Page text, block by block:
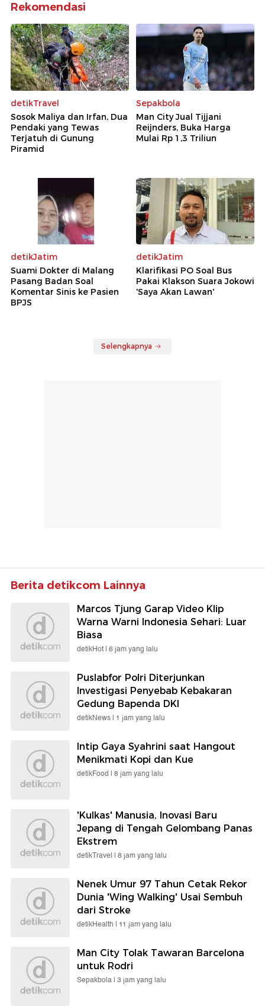
Rekomendasi
detikTravel
Sosok Maliya dan Irfan, Dua
Pendaki yang Tewas
Terjatuh di Gunung
Piramid
Sepakbola
Man City Jual Tijjani
Reijnders, Buka Harga
Mulai Rp 1,3 Triliun
detikJatim
Suami Dokter di Malang
Pasang Badan Soal
Komentar Sinis ke Pasien
BPJS
detikJatim
Klarifikasi PO Soal Bus
Pakai Klakson Suara Jokowi
'Saya Akan Lawan'
Selengkapnya
Berita detikcom Lainnya
Marcos Tjung Garap Video Klip
Warna Warni Indonesia Sehari: Luar
Biasa
detikHot | 6 jam yang lalu
Puslabfor Polri Diterjunkan
Investigasi Penyebab Kebakaran
Gedung Bapenda DKI
detikNews | 1 jam yang lalu
Intip Gaya Syahrini saat Hangout
Menikmati Kopi dan Kue
detikFood | 8 jam yang lalu
'Kulkas' Manusia, Inovasi Baru
Jepang di Tengah Gelombang Panas
Ekstrem
detikTravel | 8 jam yang lalu
Nenek Umur 97 Tahun Cetak Rekor
Dunia 'Wing Walking' Usai Sembuh
dari Stroke
detikHealth | 11 jam yang lalu
Man City Tolak Tawaran Barcelona
untuk Rodri
Sepakbola | 3 jam yang lalu